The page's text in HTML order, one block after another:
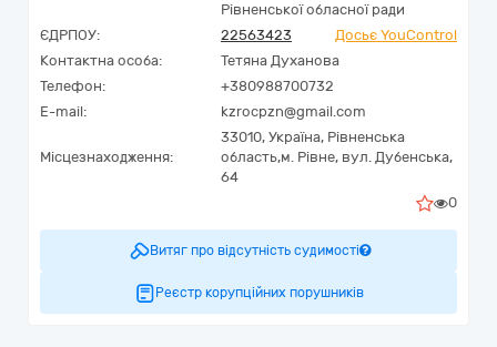
Рівненської обласної ради
ЄДРПОУ:
22563423
Досьє YouControl
Контактна особа:
Тетяна Духанова
Телефон:
+380988700732
E-mail:
kzrocpzn@gmail.com
Місцезнаходження:
33010, Україна, Рівненська
область,м. Рівне, вул. Дубенська,
64
0
Витяг про відсутність судимості
Реєстр корупційних порушників